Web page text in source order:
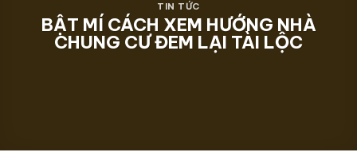
TIN TỨC
BẬT MÍ CÁCH XEM HƯỚNG NHÀ
CHUNG CƯ ĐEM LẠI TÀI LỘC